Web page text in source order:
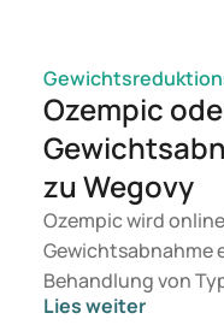
Ozempic
zu Wegovy
Ozempic wird
Gewichtsabnahme
Behandlung von
Suchen Sie eine
Lies weiter